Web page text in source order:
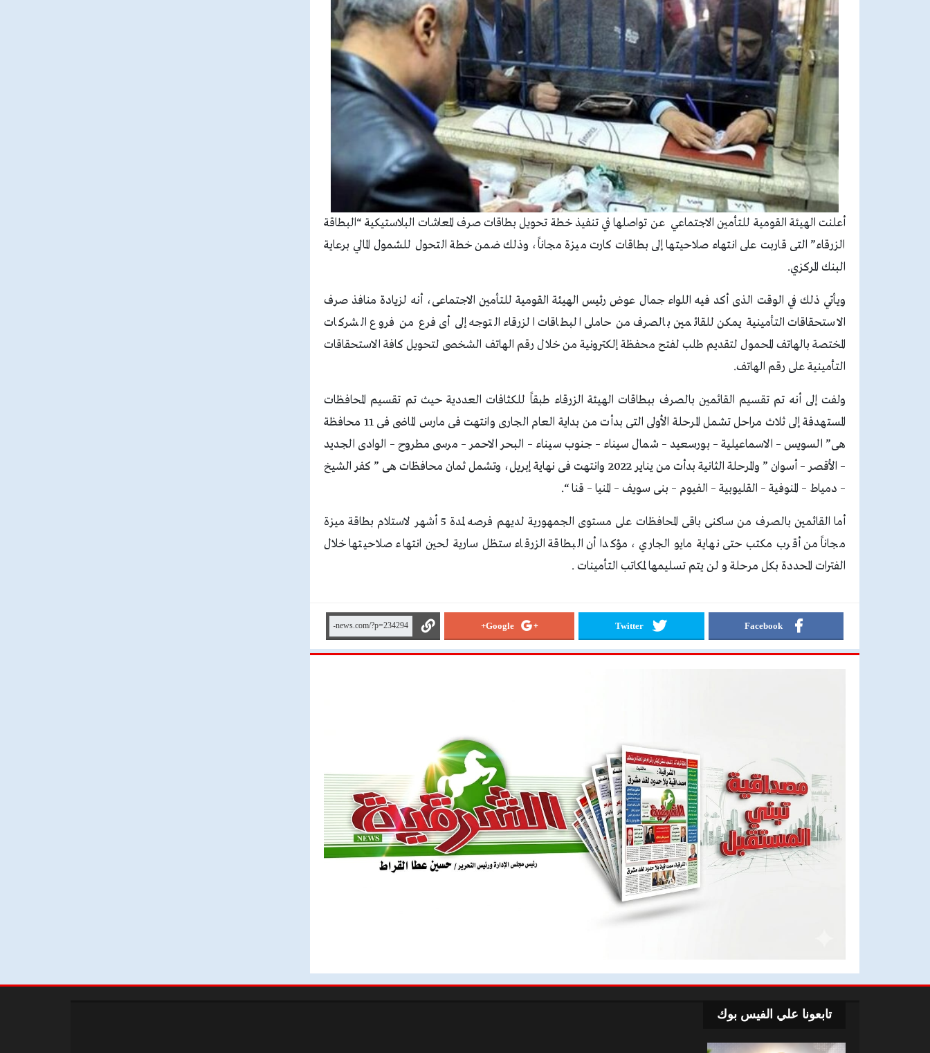
أعلنت الهيئة القومية للتأمين الاجتماعي عن تواصلها في تنفيذ خطة تحويل بطاقات صرف المعاشات البلاستيكية “البطاقة
الزرقاء” التى قاربت على انتهاء صلاحيتها إلى بطاقات كارت ميزة مجاناً، وذلك ضمن خطة التحول للشمول المالي برعاية
البنك المركزي.
ويأتي ذلك في الوقت الذى أكد فيه اللواء جمال عوض رئيس الهيئة القومية للتأمين الاجتماعى، أنه لزيادة منافذ صرف
الاستحقاقات التأمينية يمكن للقائمين بالصرف من حاملى البطاقات الزرقاء التوجه إلى أى فرع من فروع الشركات
المختصة بالهاتف المحمول لتقديم طلب لفتح محفظة إلكترونية من خلال رقم الهاتف الشخصى لتحويل كافة الاستحقاقات
التأمينية على رقم الهاتف.
ولفت إلى أنه تم تقسيم القائمين بالصرف ببطاقات الهيئة الزرقاء طبقاً للكثافات العددية حيث تم تقسيم المحافظات
المستهدفة إلى ثلاث مراحل تشمل المرحلة الأولى التى بدأت من بداية العام الجارى وانتهت فى مارس الماضى فى 11 محافظة
هى” السويس – الاسماعيلية – بورسعيد – شمال سيناء – جنوب سيناء – البحر الاحمر – مرسى مطروح – الوادى الجديد
– الأقصر – أسوان ” والمرحلة الثانية بدأت من يناير 2022 وانتهت فى نهاية إبريل، وتشمل ثمان محافظات هى ” كفر الشيخ
– دمياط – المنوفية – القليوبية – الفيوم – بنى سويف – المنيا – قنا “.
أما القائمين بالصرف من ساكنى باقى المحافظات على مستوى الجمهورية لديهم فرصه لمدة 5 أشهر لاستلام بطاقة ميزة
مجاناً من أقرب مكتب حتى نهاية مايو الجاري ، مؤكدا أن البطاقة الزرقاء ستظل سارية لحين انتهاء صلاحيتها خلال
الفترات المحددة بكل مرحلة و لن يتم تسليمها لمكاتب التأمينات .
Facebook
Twitter
Google+
تابعونا علي الفيس بوك